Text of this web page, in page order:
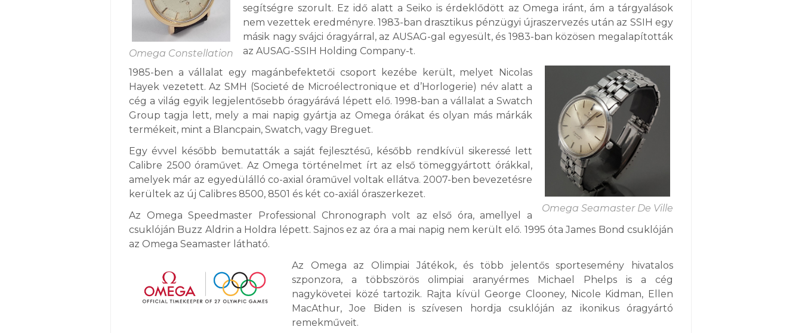
Omega Constellation
segítségre szorult. Ez idő alatt a Seiko is érdeklődött az Omega iránt, ám a tárgyalások
nem vezettek eredményre. 1983-ban drasztikus pénzügyi újraszervezés után az SSIH egy
másik nagy svájci óragyárral, az AUSAG-gal egyesült, és 1983-ban közösen megalapították
az AUSAG-SSIH Holding Company-t.
Omega Seamaster De Ville
1985-ben a vállalat egy magánbefektetői csoport kezébe került, melyet Nicolas
Hayek vezetett. Az SMH (Societé de Microélectronique et d’Horlogerie) név alatt a
cég a világ egyik legjelentősebb óragyárává lépett elő. 1998-ban a vállalat a Swatch
Group tagja lett, mely a mai napig gyártja az Omega órákat és olyan más márkák
termékeit, mint a Blancpain, Swatch, vagy Breguet.
Egy évvel később bemutatták a saját fejlesztésű, később rendkívül sikeressé lett
Calibre 2500 óraművet. Az Omega történelmet írt az első tömeggyártott órákkal,
amelyek már az egyedülálló co-axial óraművel voltak ellátva. 2007-ben bevezetésre
kerültek az új Calibres 8500, 8501 és két co-axiál óraszerkezet.
Az Omega Speedmaster Professional Chronograph volt az első óra, amellyel a
csuklóján Buzz Aldrin a Holdra lépett. Sajnos ez az óra a mai napig nem került elő. 1995 óta James Bond csuklóján
az Omega Seamaster látható.
Az Omega az Olimpiai Játékok, és több jelentős sportesemény hivatalos
szponzora, a többszörös olimpiai aranyérmes Michael Phelps is a cég
nagykövetei közé tartozik. Rajta kívül George Clooney, Nicole Kidman, Ellen
MacAthur, Joe Biden is szívesen hordja csuklóján az ikonikus óragyártó
remekműveit.